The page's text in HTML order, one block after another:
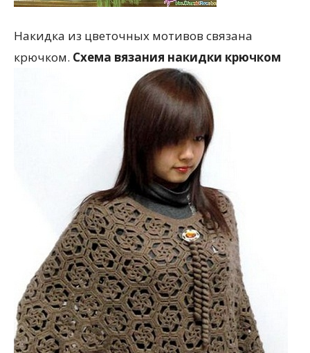
Накидка из цветочных мотивов связана
крючком. Схема вязания накидки крючком